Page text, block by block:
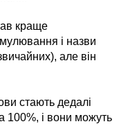
краще
і назви
але він
стають дедалі
100%, і вони можуть